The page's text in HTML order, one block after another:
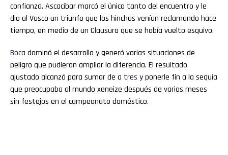
confianza. Ascacíbar marcó el único tanto del encuentro y le
dio al Vasco un triunfo que los hinchas venían reclamando hace
tiempo, en medio de un Clausura que se había vuelto esquivo.
Boca dominó el desarrollo y generó varias situaciones de
peligro que pudieron ampliar la diferencia. El resultado
ajustado alcanzó para sumar de a tres y ponerle fin a la sequía
que preocupaba al mundo xeneize después de varios meses
sin festejos en el campeonato doméstico.